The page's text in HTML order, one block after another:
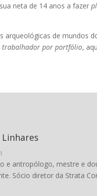
neta de 14 anos a fazer
de mundos
trabalhador por portfólio,
e antropólogo, mestre e
Sócio diretor da Strata